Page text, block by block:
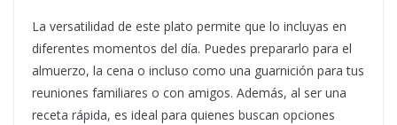
La versatilidad de este plato permite que lo incluyas en
diferentes momentos del día. Puedes prepararlo para el
almuerzo, la cena o incluso como una guarnición para tus
reuniones familiares o con amigos. Además, al ser una
receta rápida, es ideal para quienes buscan opciones